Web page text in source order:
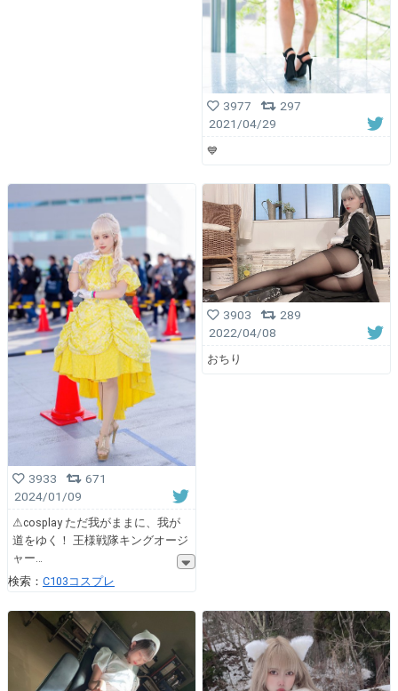
3977
297
2021/04/29
💙
3933
671
2024/01/09
⚠︎cosplay ただ我がままに、我が
道をゆく！ 王様戦隊キングオージ
ャー
検索： C103コスプレ
3903
289
2022/04/08
おちり